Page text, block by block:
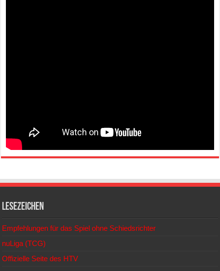
Lesezeichen
Empfehlungen für das Spiel ohne Schiedsrichter
nuLiga (TCG)
Offizielle Seite des HTV